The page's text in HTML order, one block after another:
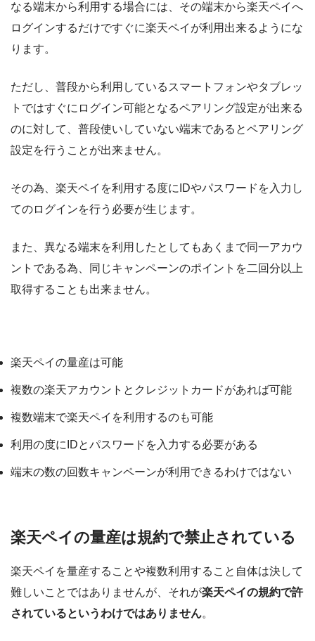
なる端末から利用する場合には、その端末から楽天ペイへ
ログインするだけですぐに楽天ペイが利用出来るようにな
ります。
ただし、普段から利用しているスマートフォンやタブレッ
トではすぐにログイン可能となるペアリング設定が出来る
のに対して、普段使いしていない端末であるとペアリング
設定を行うことが出来ません。
その為、楽天ペイを利用する度にIDやパスワードを入力し
てのログインを行う必要が生じます。
また、異なる端末を利用したとしてもあくまで同一アカウ
ントである為、同じキャンペーンのポイントを二回分以上
取得することも出来ません。
楽天ペイの量産は可能
複数の楽天アカウントとクレジットカードがあれば可能
複数端末で楽天ペイを利用するのも可能
利用の度にIDとパスワードを入力する必要がある
端末の数の回数キャンペーンが利用できるわけではない
楽天ペイの量産は規約で禁止されている
楽天ペイを量産することや複数利用すること自体は決して
難しいことではありませんが、それが楽天ペイの規約で許
されているというわけではありません。